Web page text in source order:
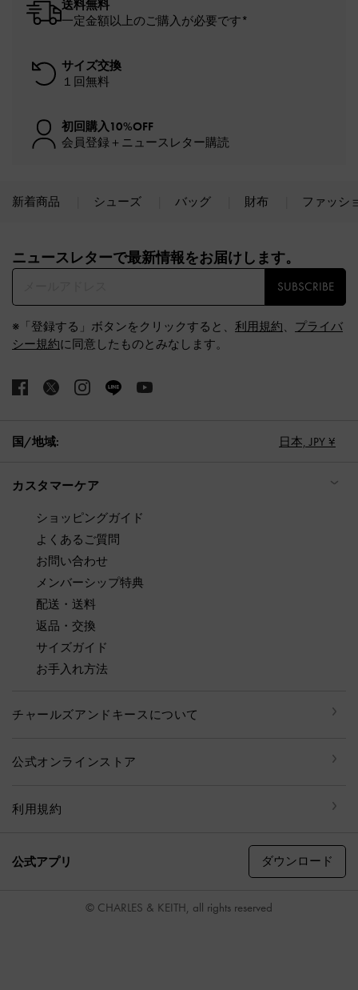
送料無料
一定金額以上のご購入が必要です*
サイズ交換
１回無料
初回購入10%OFF
会員登録＋ニュースレター購読
新着商品 シューズ バッグ 財布 ファッシ
ニュースレターで最新情報をお届けします。​
SUBSCRIBE
※「登録する」ボタンをクリックすると、 利用規約、 プライバ
シー規約に同意したものとみなします。
国/地域: 日本, JPY ¥
カスタマーケア
ショッピングガイド
よくあるご質問
お問い合わせ
メンバーシップ特典
配送・送料
返品・交換
サイズガイド
お手入れ方法
チャールズアンドキースについて
公式オンラインストア
利用規約
公式アプリ ダウンロード
© CHARLES & KEITH, all rights reserved